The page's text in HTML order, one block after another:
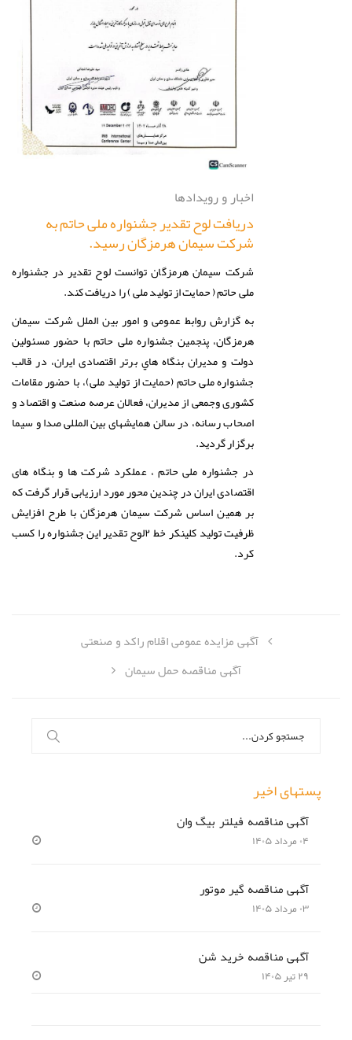
اخبار و رویدادها
دریافت لوح تقدیر جشنواره ملی حاتم به
شرکت سیمان هرمزگان رسید.
شرکت سیمان هرمزگان توانست لوح تقدیر در جشنواره
ملی حاتم ( حمایت از تولید ملی ) را دریافت کند.
به گزارش روابط عمومی و امور بین الملل شرکت سیمان
هرمزگان، پنجمین جشنواره ملی حاتم با حضور مسئولين
دولت و مديران بنگاه هاي برتر اقتصادی ايران، در قالب
جشنواره ملی حاتم (حمایت از تولید ملی)، با حضور مقامات
کشوری وجمعی از مديران، فعالان عرصه صنعت و اقتصاد و
اصحاب رسانه، در سالن همايشهای بين المللی صدا و سيما
برگزار گرديد.
در جشنواره ملی حاتم ، عملکرد شرکت ها و بنگاه های
اقتصادی ایران در چندین محور مورد ارزیابی قرار گرفت که
بر همین اساس شرکت سیمان هرمزگان با طرح افزایش
ظرفیت تولید کلینکر خط ۲لوح تقدیر این جشنواره را کسب
کرد.
آگهی مزایده عمومی اقلام راکد و صنعتی
آگهی مناقصه حمل سیمان
برای:
پستهای اخیر
آگهی مناقصه فیلتر بیگ وان
۰۴ مرداد ۱۴۰۵
آگهی مناقصه گیر موتور
۰۳ مرداد ۱۴۰۵
آگهی مناقصه خرید شن
۲۹ تیر ۱۴۰۵